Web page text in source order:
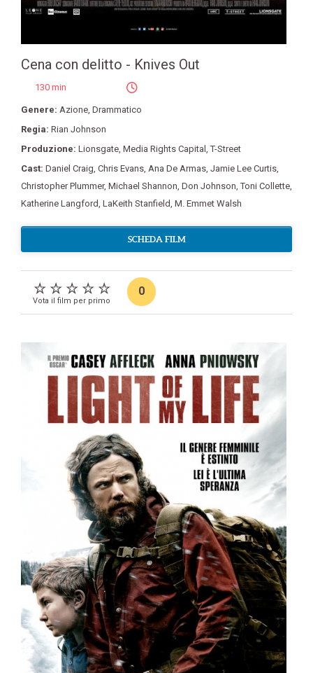
Cena con delitto - Knives Out
130 min
Genere: Azione, Drammatico
Regia: Rian Johnson
Produzione: Lionsgate, Media Rights Capital ,T-Street
Cast: Daniel Craig, Chris Evans, Ana De Armas, Jamie Lee Curtis,
Christopher Plummer, Michael Shannon, Don Johnson,Toni Collette,
Katherine Langford, LaKeith Stanfield, M. Emmet Walsh
SCHEDA FILM
Vota il film per primo
0